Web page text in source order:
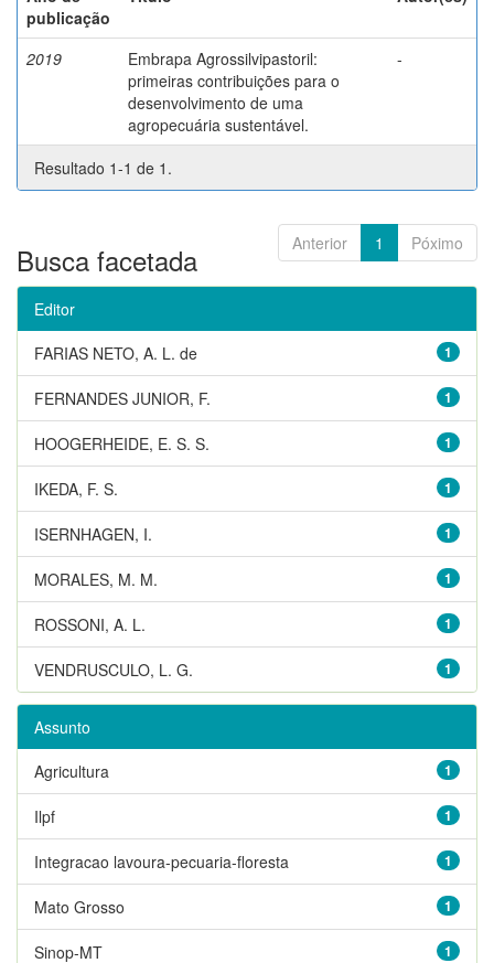
publicação
2019
Embrapa Agrossilvipastoril:
primeiras contribuições para o
desenvolvimento de uma
agropecuária sustentável.
-
Resultado 1-1 de 1.
Anterior 1 Póximo
Busca facetada
Editor
1
FARIAS NETO, A. L. de
1
FERNANDES JUNIOR, F.
1
HOOGERHEIDE, E. S. S.
1
IKEDA, F. S.
1
ISERNHAGEN, I.
1
MORALES, M. M.
1
ROSSONI, A. L.
1
VENDRUSCULO, L. G.
Assunto
1
Agricultura
1
Ilpf
1
Integracao lavoura-pecuaria-floresta
1
Mato Grosso
1
Sinop-MT